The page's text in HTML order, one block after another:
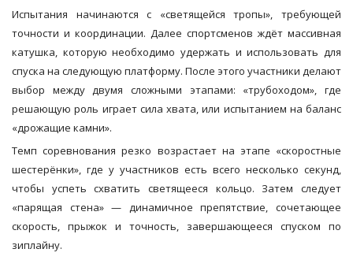
Испытания начинаются с «светящейся тропы», требующей
точности и координации. Далее спортсменов ждёт массивная
катушка, которую необходимо удержать и использовать для
спуска на следующую платформу. После этого участники делают
выбор между двумя сложными этапами: «трубоходом», где
решающую роль играет сила хвата, или испытанием на баланс
«дрожащие камни».
Темп соревнования резко возрастает на этапе «скоростные
шестерёнки», где у участников есть всего несколько секунд,
чтобы успеть схватить светящееся кольцо. Затем следует
«парящая стена» — динамичное препятствие, сочетающее
скорость, прыжок и точность, завершающееся спуском по
зиплайну.